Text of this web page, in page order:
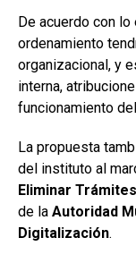
De acuerdo con
ordenamiento
organizacional, y
interna,
funcionamiento
La propuesta
del instituto al
Eliminar
de la Autoridad
Digitalización.